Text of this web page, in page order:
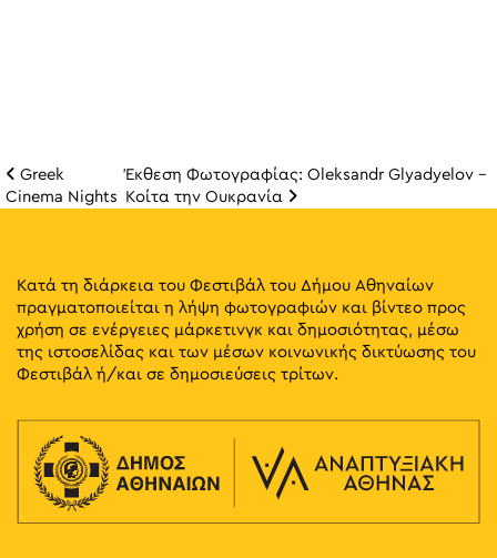
Πλοήγηση
Greek
Cinema Nights
Έκθεση Φωτογραφίας: Oleksandr Glyadyelov –
Κοίτα την Ουκρανία
Κατά τη διάρκεια του Φεστιβάλ του Δήμου Αθηναίων
πραγματοποιείται η λήψη φωτογραφιών και βίντεο προς
χρήση σε ενέργειες μάρκετινγκ και δημοσιότητας, μέσω
της ιστοσελίδας και των μέσων κοινωνικής δικτύωσης του
Φεστιβάλ ή/και σε δημοσιεύσεις τρίτων.